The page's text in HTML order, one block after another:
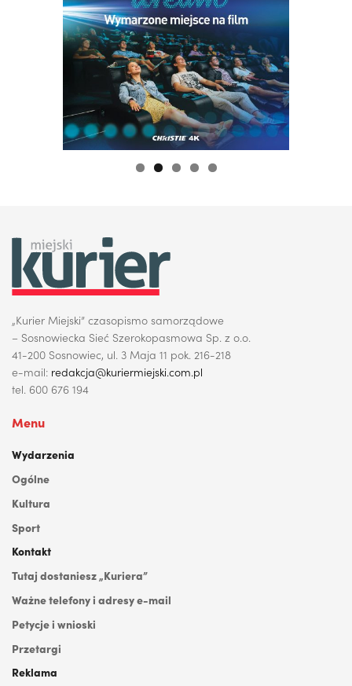
„Kurier Miejski” czasopismo samorządowe
– Sosnowiecka Sieć Szerokopasmowa Sp. z o.o.
41-200 Sosnowiec, ul. 3 Maja 11 pok. 216-218
e-mail: redakcja@kuriermiejski.com.pl
tel. 600 676 194
Menu
Wydarzenia
Ogólne
Kultura
Sport
Kontakt
Tutaj dostaniesz „Kuriera”
Ważne telefony i adresy e-mail
Petycje i wnioski
Przetargi
Reklama